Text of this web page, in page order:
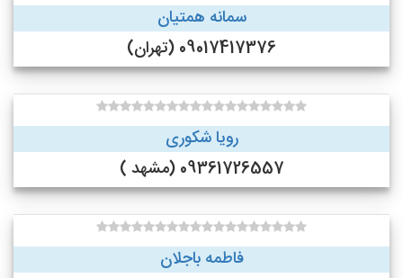
سمانه همتیان
09017417376 (تهران)
رویا شکوری
09361726557 (مشهد )
فاطمه باجلان